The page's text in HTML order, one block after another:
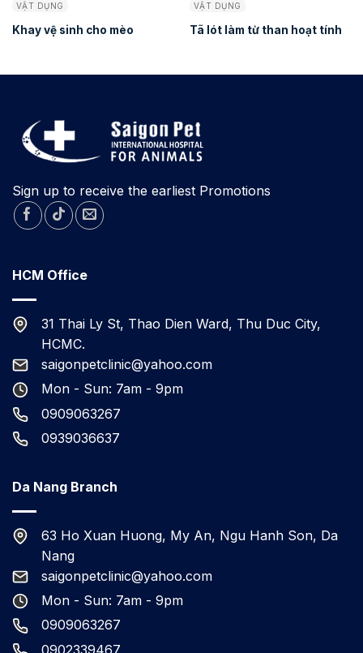
VẬT DỤNG
Khay vệ sinh cho mèo
VẬT DỤNG
Tã lót làm từ than hoạt tính
Sign up to receive the earliest Promotions
HCM Office
31 Thai Ly St, Thao Dien Ward, Thu Duc City,
HCMC.
saigonpetclinic@yahoo.com
Mon - Sun: 7am - 9pm
0909063267
0939036637
Da Nang Branch
63 Ho Xuan Huong, My An, Ngu Hanh Son, Da
Nang
saigonpetclinic@yahoo.com
Mon - Sun: 7am - 9pm
0909063267
0902339467